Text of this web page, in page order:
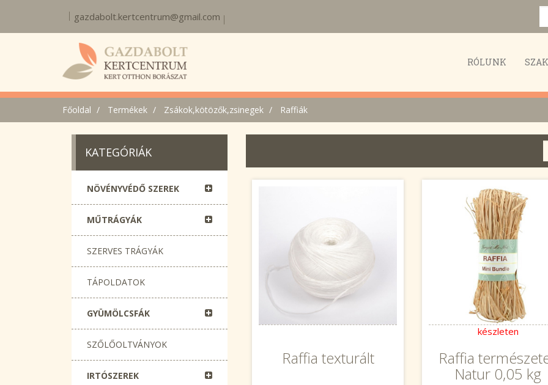
gazdabolt.kertcentrum@gmail.com
RÓLUNK
Főoldal Termékek Zsákok,kötözők,zsinegek Raffiák
KATEGÓRIÁK
NÖVÉNYVÉDŐ SZEREK
MŰTRÁGYÁK
SZERVES TRÁGYÁK
TÁPOLDATOK
GYÜMÖLCSFÁK
SZŐLŐOLTVÁNYOK
IRTÓSZEREK
Raffia texturált
készleten
Raffia
Natur 0,05 kg